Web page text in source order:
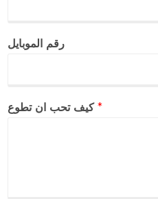
رقم الموبايل
كيف تحب ان تطوع *